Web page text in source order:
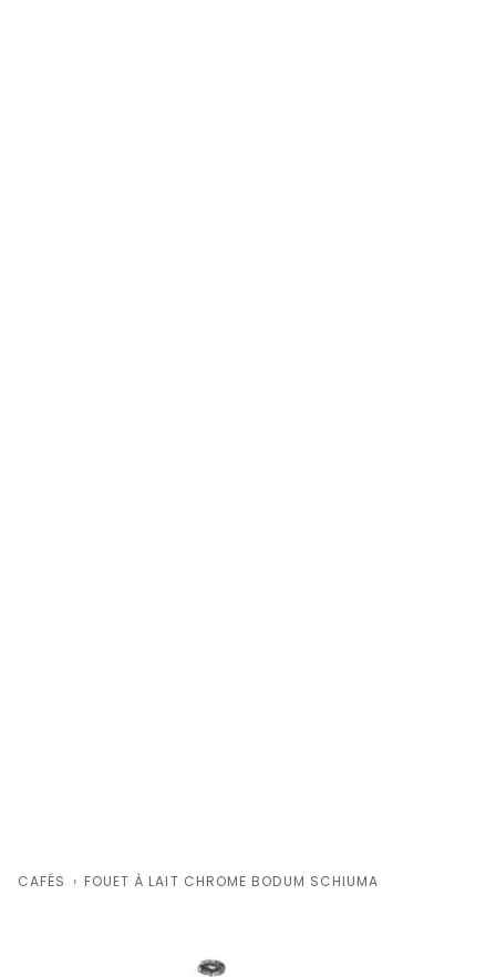
CAFÉS › FOUET À LAIT CHROME BODUM SCHIUMA